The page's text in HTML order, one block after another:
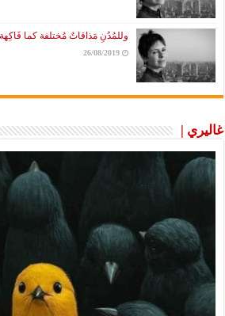
وللمُدُنِ مَذاقاتٌ مُختلفة كما فَاكِهة
26/08/2019
غاليري |